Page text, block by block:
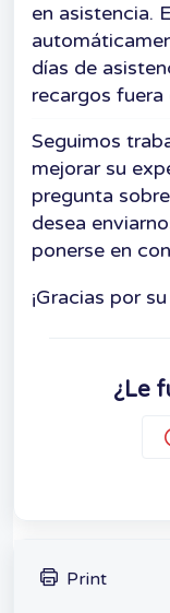
en asistencia.
días de
recargos fuera
Seguimos
mejorar su
pregunta
desea
ponerse en
¡Gracias por
¿Le
Print